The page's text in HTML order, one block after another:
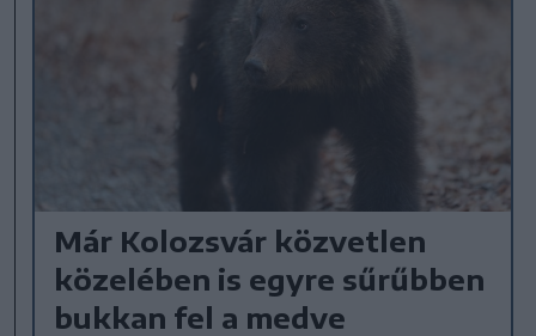
Már Kolozsvár közvetlen
közelében is egyre sűrűbben
bukkan fel a medve